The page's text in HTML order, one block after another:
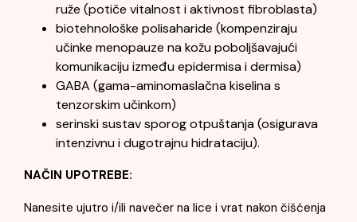
ruže (potiče vitalnost i aktivnost fibroblasta)
biotehnološke polisaharide (kompenziraju
učinke menopauze na kožu poboljšavajući
komunikaciju između epidermisa i dermisa)
GABA (gama-aminomaslačna kiselina s
tenzorskim učinkom)
serinski sustav sporog otpuštanja (osigurava
intenzivnu i dugotrajnu hidrataciju).
NAČIN UPOTREBE:
Nanesite ujutro i/ili navečer na lice i vrat nakon čišćenja